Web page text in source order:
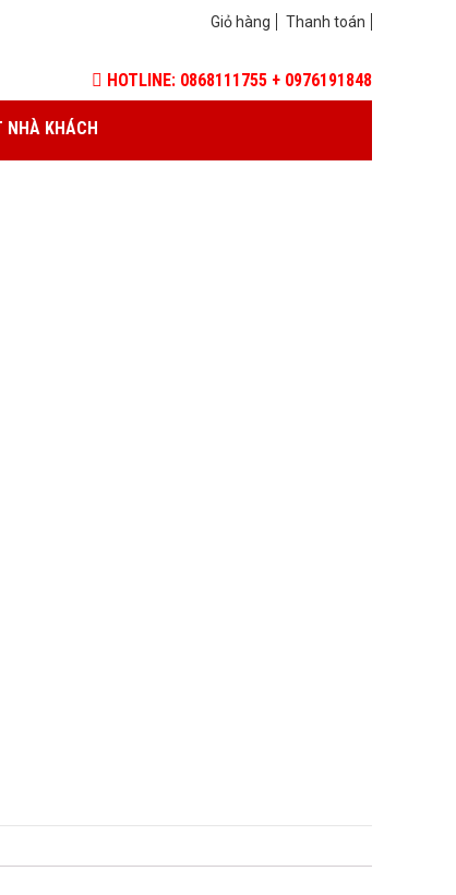
Giỏ hàng Thanh toán
HOTLINE: 0868111755 + 0976191848
KHÁCH